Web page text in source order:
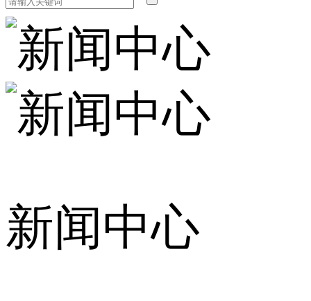
新闻中心